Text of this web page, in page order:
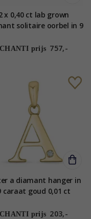
x 0,40 ct lab grown
solitaire oorbel in 9
diamant
CHANTI prijs 757,-
a diamant hanger in
caraat goud 0,01 ct
CHANTI prijs 203,-